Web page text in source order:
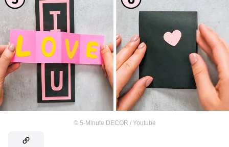
© 5-Minute DECOR / Youtube